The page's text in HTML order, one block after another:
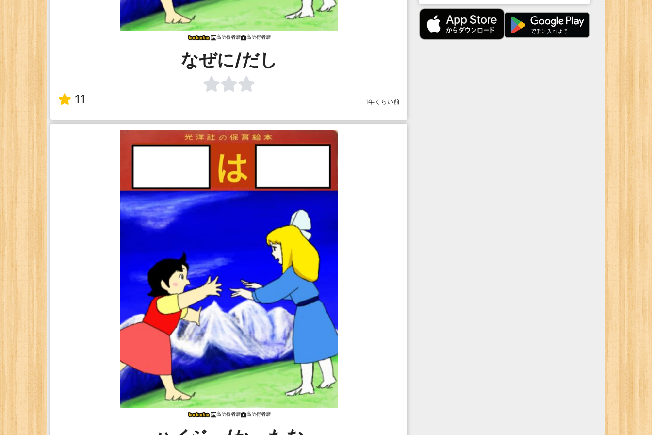
高所得者層 高所得者層
なぜに/だし
11 1年くらい前
高所得者層 高所得者層